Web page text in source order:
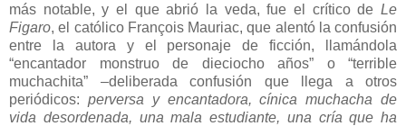
más notable, y el que abrió la veda, fue el crítico de Le
Figaro, el católico François Mauriac, que alentó la confusión
entre la autora y el personaje de ficción, llamándola
“encantador monstruo de dieciocho años” o “terrible
muchachita” –deliberada confusión que llega a otros
periódicos: perversa y encantadora, cínica muchacha de
vida desordenada, una mala estudiante, una cría que ha